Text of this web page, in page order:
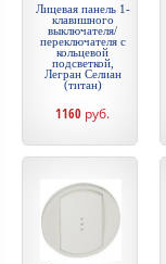
Лицевая панель 1-
клавишного
выключателя/
переключателя с
кольцевой
подсветкой,
Легран Селиан
(титан)
1160 руб.